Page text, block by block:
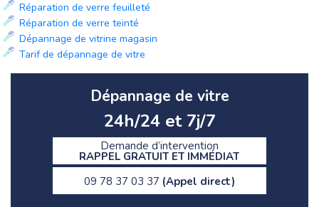
Réparation de verre feuilleté
Réparation de verre teinté
Dépannage de vitrine magasin
Tarif de dépannage de vitre
Dépannage de vitre
24h/24 et 7j/7
Demande d’intervention
RAPPEL GRATUIT ET IMMÉDIAT
09 78 37 03 37 (Appel direct)